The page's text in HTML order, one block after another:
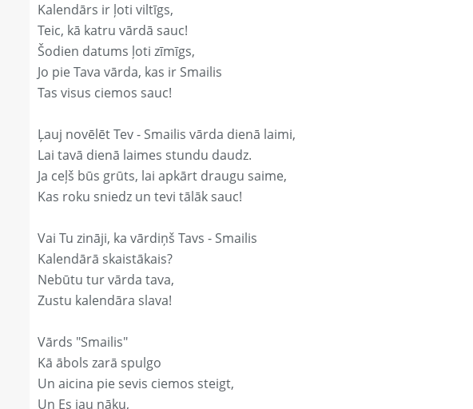
Kalendārs ir ļoti viltīgs,
Teic, kā katru vārdā sauc!
Šodien datums ļoti zīmīgs,
Jo pie Tava vārda, kas ir Smailis
Tas visus ciemos sauc!
Ļauj novēlēt Tev - Smailis vārda dienā laimi,
Lai tavā dienā laimes stundu daudz.
Ja ceļš būs grūts, lai apkārt draugu saime,
Kas roku sniedz un tevi tālāk sauc!
Vai Tu zināji, ka vārdiņš Tavs - Smailis
Kalendārā skaistākais?
Nebūtu tur vārda tava,
Zustu kalendāra slava!
Vārds "Smailis"
Kā ābols zarā spulgo
Un aicina pie sevis ciemos steigt,
Un Es jau nāku,